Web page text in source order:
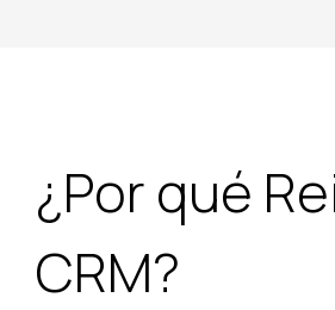
¿Por qué
CRM?